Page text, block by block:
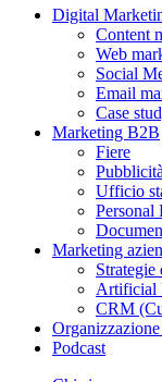
Digital
Content
Web
Social
Email
Case
Marketing B2B
Fiere
Pubblicità
Ufficio
Personal
Marketing
Artificial
CRM
Podcast